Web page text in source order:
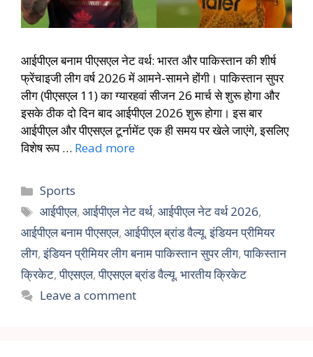
आईपीएल बनाम पीएसएल नेट वर्थ: भारत और पाकिस्तान की शीर्ष
फ्रेंचाइजी लीग वर्ष 2026 में आमने-सामने होंगी। पाकिस्तान सुपर
लीग (पीएसएल 11) का ग्यारहवां सीजन 26 मार्च से शुरू होगा और
इसके ठीक दो दिन बाद आईपीएल 2026 शुरू होगा। इस बार
आईपीएल और पीएसएल टूर्नामेंट एक ही समय पर खेले जाएंगे, इसलिए
विशेष रूप … Read more
Sports
आईपीएल,आईपीएल नेट वर्थ,आईपीएल नेट वर्थ 2026,
आईपीएल बनाम पीएसएल, आईपीएल ब्रांड वैल्यू,इंडियन प्रीमियर
लीग,इंडियन प्रीमियर लीग बनाम पाकिस्तान सुपर लीग,पाकिस्तान
क्रिकेट,पीएसएल,पीएसएल ब्रांड वैल्यू, भारतीय क्रिकेट
Leave a comment